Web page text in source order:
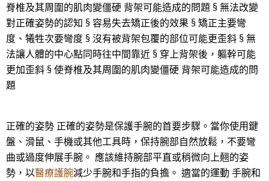
脊椎及其周圍的肌肉變僵硬 背架可能造成的問題 § 無法改變
對正確姿勢的認知 § 容易失去矯正後的效果 § 矯正主要彎
度、犧牲次要彎度 § 沒有被背架包覆的部位可能更歪斜 § 無
法讓人體的中心點同時往中間靠近 § 穿上背架後，軀幹可能
更加歪斜 § 使脊椎及其周圍的肌肉變僵硬 背架可能造成的問
題
正確的姿勢 正確的姿勢是保護手腕的首要步驟。當你使用鍵
盤、滑鼠、手機或其他工具時，保持腕部自然放鬆，不要彎
曲或過度伸展手腕。 應該維持腕部平直或稍微向上翹的姿
勢，以醫療護腕減少手腕和手指的負擔。 適當的運動 手腕和